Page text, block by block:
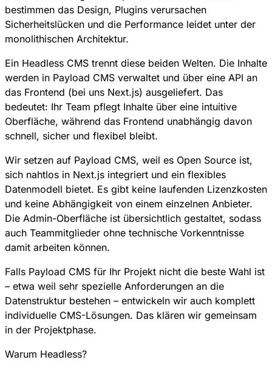
bestimmen das Design, Plugins verursachen
Sicherheitslücken und die Performance leidet unter der
monolithischen Architektur.
Ein Headless CMS trennt diese beiden Welten. Die Inhalte
werden in Payload CMS verwaltet und über eine API an
das Frontend (bei uns Next.js) ausgeliefert. Das
bedeutet: Ihr Team pflegt Inhalte über eine intuitive
Oberfläche, während das Frontend unabhängig davon
schnell, sicher und flexibel bleibt.
Wir setzen auf Payload CMS, weil es Open Source ist,
sich nahtlos in Next.js integriert und ein flexibles
Datenmodell bietet. Es gibt keine laufenden Lizenzkosten
und keine Abhängigkeit von einem einzelnen Anbieter.
Die Admin-Oberfläche ist übersichtlich gestaltet, sodass
auch Teammitglieder ohne technische Vorkenntnisse
damit arbeiten können.
Falls Payload CMS für Ihr Projekt nicht die beste Wahl ist
– etwa weil sehr spezielle Anforderungen an die
Datenstruktur bestehen – entwickeln wir auch komplett
individuelle CMS-Lösungen. Das klären wir gemeinsam
in der Projektphase.
Warum Headless?